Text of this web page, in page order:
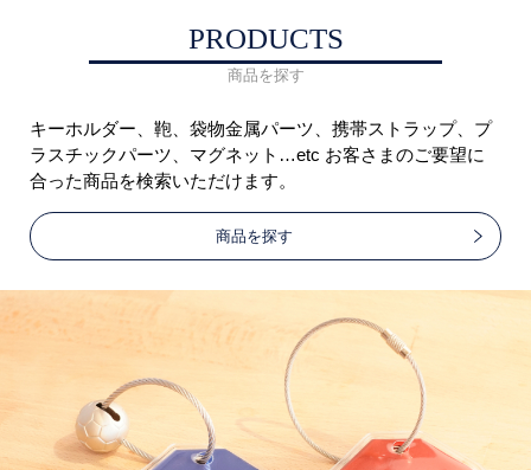
PRODUCTS
商品を探す
キーホルダー、鞄、袋物金属パーツ、携帯ストラップ、プ
ラスチックパーツ、マグネット…etc お客さまのご要望に
合った商品を検索いただけます。
商品を探す